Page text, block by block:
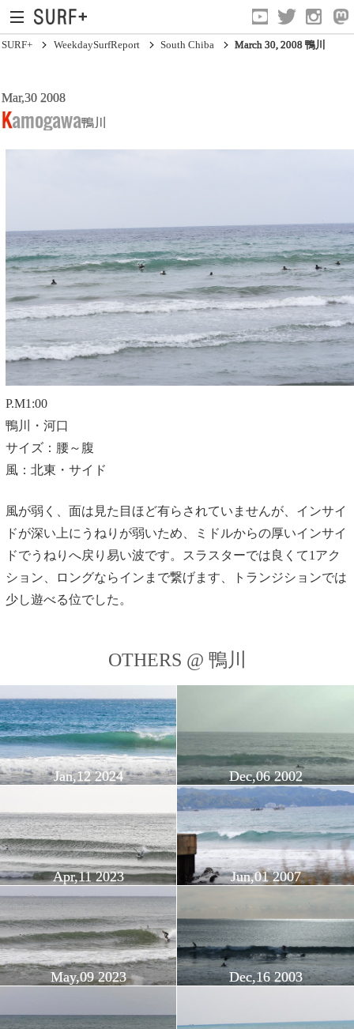
South Ibaraki
Video Logs
Monthly Archive
SURF+ WeekdaySurfReport South Chiba March 30, 2008 鴨川
Mar,30 2008
Kamogawa鴨川
P.M1:00
鴨川・河口
サイズ：腰～腹
風：北東・サイド
風が弱く、面は見た目ほど有らされていませんが、インサイ
ドが深い上にうねりが弱いため、ミドルからの厚いインサイ
ドでうねりへ戻り易い波です。スラスターでは良くて1アク
ション、ロングならインまで繋げます、トランジションでは
少し遊べる位でした。
OTHERS @ 鴨川
Jan,12 2024 Dec,06 2002
Apr,11 2023 Jun,01 2007
May,09 2023 Dec,16 2003